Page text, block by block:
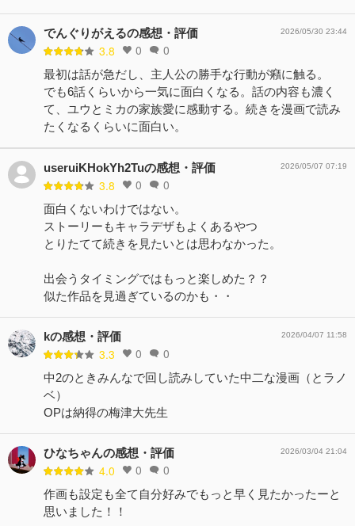
でんぐりがえるの感想・評価
3.8 0 0
2026/05/30 23:44
最初は話が急だし、主人公の勝手な行動が癪に触る。
でも6話くらいから一気に面白くなる。話の内容も濃く
て、ユウとミカの家族愛に感動する。続きを漫画で読み
たくなるくらいに面白い。
useruiKHokYh2Tuの感想・評価
3.8 0 0
2026/05/07 07:19
面白くないわけではない。
ストーリーもキャラデザもよくあるやつ
とりたてて続きを見たいとは思わなかった。
出会うタイミングではもっと楽しめた？？
似た作品を見過ぎているのかも・・
kの感想・評価
3.3 0 0
2026/04/07 11:58
中2のときみんなで回し読みしていた中二な漫画（とラノ
ベ）
OPは納得の梅津大先生
ひなちゃんの感想・評価
4.0 0 0
2026/03/04 21:04
作画も設定も全て自分好みでもっと早く見たかったーと
思いました！！